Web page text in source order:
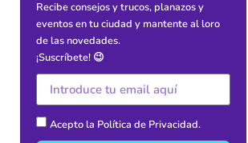
Recibe consejos y trucos, planazos y
eventos en tu ciudad y mantente al loro
de las novedades.
¡Suscríbete! 😉
Acepto la Política de Privacidad.